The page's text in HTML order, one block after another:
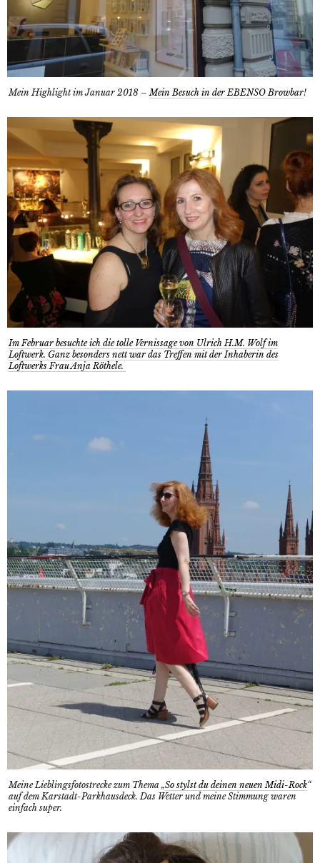
Mein Highlight im Januar 2018 – Mein Besuch in der EBENSO Browbar!
Im Februar besuchte ich die tolle Vernissage von Ulrich H.M. Wolf im
Loftwerk. Ganz besonders nett war das Treffen mit der Inhaberin des
Loftwerks Frau Anja Röthele.
Meine Lieblingsfotostrecke zum Thema „So stylst du deinen neuen Midi-Rock“
auf dem Karstadt-Parkhausdeck. Das Wetter und meine Stimmung waren
einfach super.